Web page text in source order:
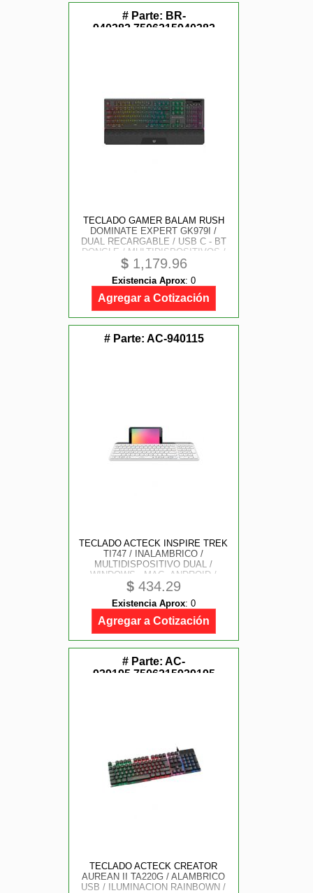
# Parte: BR-
940382,7506215940382
TECLADO GAMER BALAM RUSH
DOMINATE EXPERT GK979I /
DUAL RECARGABLE / USB C - BT
DONGLE / MULTIDISPOSITIVOS /
RGB / 105 TECLAS / ESPAÑOL /
ERGONOMICO / MECANICO / WIN-
IOS - ANDROID / NEGRO / BR-
940382
$1,179.96
Existencia Aprox: 0
Agregar a Cotización
# Parte: AC-940115
TECLADO ACTECK INSPIRE TREK
TI747 / INALAMBRICO /
MULTIDISPOSITIVO DUAL /
WINDOWS - MAC -ANDROID /
ESPAÑOL / 99 TECLAS /
MULTIMEDIA / DONGLE USB - BT
5.1 - CABLE USB / RECARGABLE /
BLANCO / AC-940115
$ 434.29
Existencia Aprox: 0
Agregar a Cotización
# Parte: AC-
939195,7506215939195
TECLADO ACTECK CREATOR
AUREAN II TA220G / ALAMBRICO
USB / ILUMINACION RAINBOWN /